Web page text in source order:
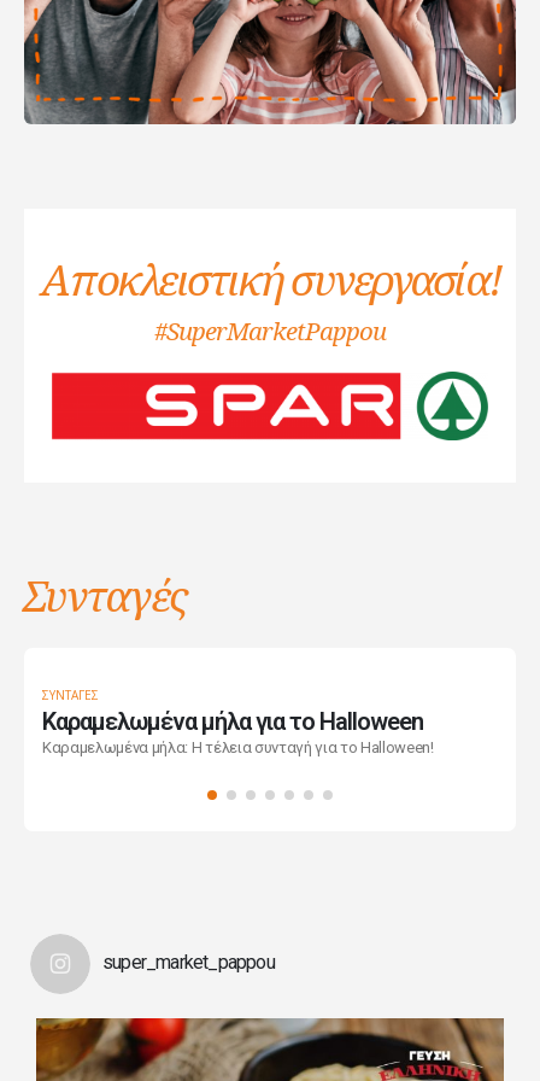
Αποκλειστική συνεργασία!
#SuperMarketPappou
Συνταγές
ΣΥΝΤΑΓΈΣ